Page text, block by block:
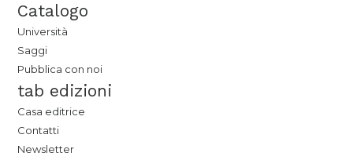
Catalogo
Università
Saggi
Pubblica con noi
tab edizioni
Casa editrice
Contatti
Newsletter